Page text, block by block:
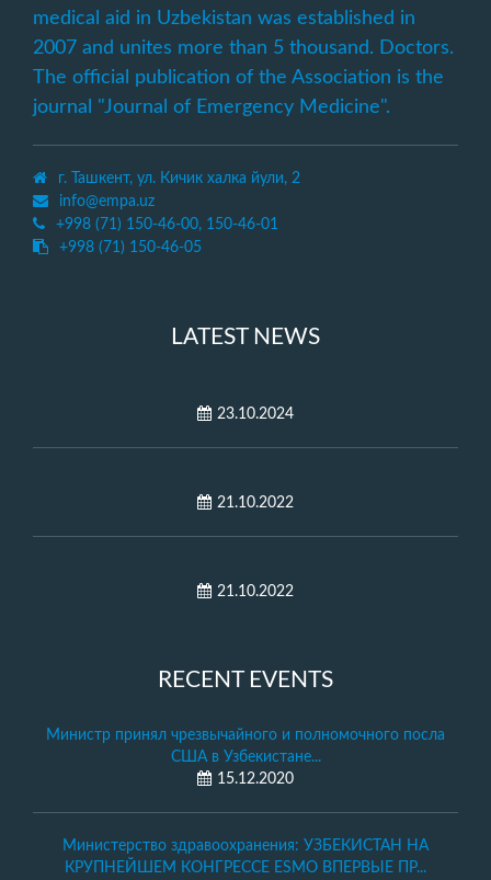
medical aid in Uzbekistan was established in
2007 and unites more than 5 thousand. Doctors.
The official publication of the Association is the
journal "Journal of Emergency Medicine".
г. Ташкент, ул. Кичик халка йули, 2
info@empa.uz
+998 (71) 150-46-00, 150-46-01
+998 (71) 150-46-05
LATEST NEWS
23.10.2024
21.10.2022
21.10.2022
RECENT EVENTS
Министр принял чрезвычайного и полномочного посла
США в Узбекистане...
15.12.2020
Министерство здравоохранения: УЗБЕКИСТАН НА
КРУПНЕЙШЕМ КОНГРЕССЕ ESMO ВПЕРВЫЕ ПР...